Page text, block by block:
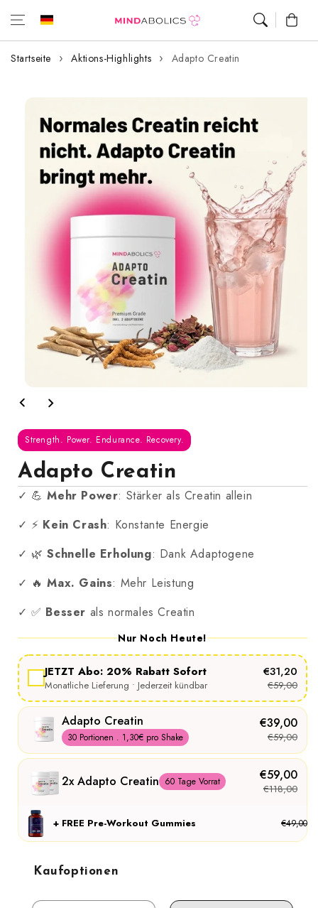
springen
Startseite Aktions-Highlights Adapto Creatin
Produktinformation
springen
Strength. Power. Endurance. Recovery.
Adapto Creatin
✓ 💪Mehr Power: Stärker als Creatin allein
✓ ⚡ Kein Crash: Konstante Energie
✓ 🌿Schnelle Erholung: Dank Adaptogene
✓ 🔥Max. Gains: Mehr Leistung
✓ ✅ Besser als normales Creatin
Nur Noch Heute!
JETZT Abo: 20% Rabatt Sofort
Monatliche Lieferung • Jederzeit kündbar
€31,20
€59,00
Adapto Creatin
30 Portionen . 1,30€ pro Shake
€39,00
€59,00
2x Adapto Creatin 60 Tage Vorrat €59,00
€118,00
+ FREE Pre-Workout Gummies €49,00
Kaufoptionen